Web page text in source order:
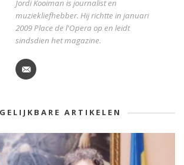
Jordi Kooiman is journalist en
muziekliefhebber. Hij richtte in januari
2009 Place de l'Opera op en leidt
sindsdien het magazine.
ARTIKELEN